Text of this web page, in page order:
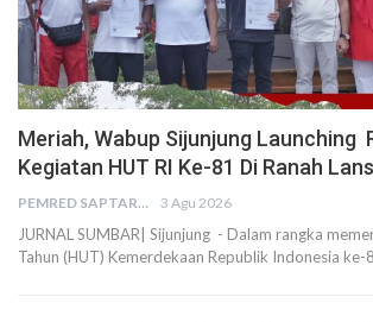
Meriah, Wabup Sijunjung Launching
Kegiatan HUT RI Ke-81 Di Ranah
PEMRED SAPTARIUS 3 Agu 2026
JURNAL SUMBAR| Sijunjung - Dalam rangka
Tahun (HUT) Kemerdekaan Republik Indonesia